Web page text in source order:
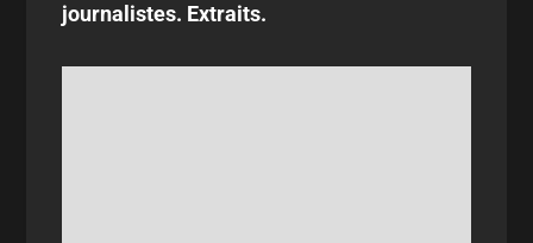
journalistes. Extraits.